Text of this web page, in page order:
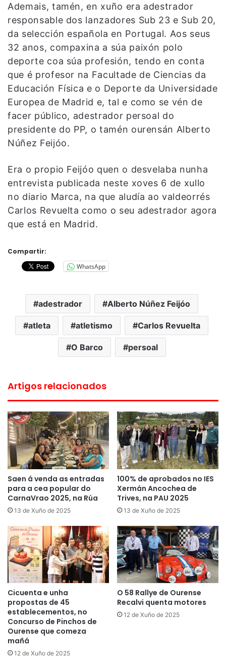
Ademais, tamén, en xuño era adestrador
responsable dos lanzadores Sub 23 e Sub 20,
da selección española en Portugal. Aos seus
32 anos, compaxina a súa paixón polo
deporte coa súa profesión, tendo en conta
que é profesor na Facultade de Ciencias da
Educación Física e o Deporte da Universidade
Europea de Madrid e, tal e como se vén de
facer público, adestrador persoal do
presidente do PP, o tamén ourensán Alberto
Núñez Feijóo.
Era o propio Feijóo quen o desvelaba nunha
entrevista publicada neste xoves 6 de xullo
no diario Marca, na que aludía ao valdeorrés
Carlos Revuelta como o seu adestrador agora
que está en Madrid.
Compartir:
WhatsApp
adestrador Alberto Núñez Feijóo
atleta atletismo Carlos Revuelta
O Barco persoal
Artigos relacionados
Saen á venda as entradas
para a cea popular do
CarnaVrao 2025, na Rúa
13 de Xuño de 2025
100% de aprobados no IES
Xermán Ancochea de
Trives, na PAU 2025
13 de Xuño de 2025
Cicuenta e unha
propostas de 45
establecementos, no
Concurso de Pinchos de
Ourense que comeza
mañá
12 de Xuño de 2025
O 58 Rallye de Ourense
Recalvi quenta motores
12 de Xuño de 2025